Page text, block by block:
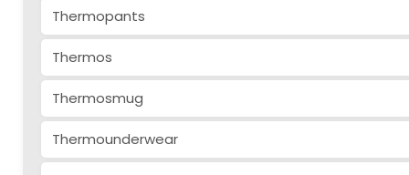
Thermopants
Thermos
Thermosmug
Thermounderwear